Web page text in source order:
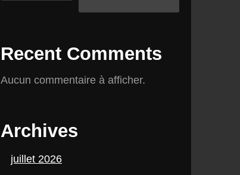
Recent Comments
Aucun commentaire à afficher.
Archives
juillet 2026